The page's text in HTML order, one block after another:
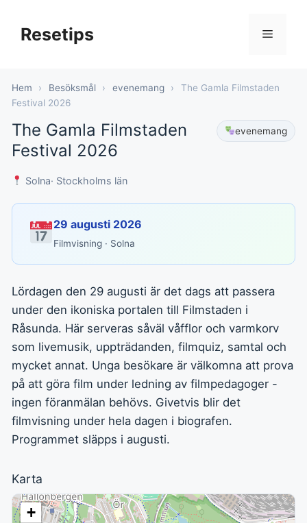
innehållResetips Meny
Hem › Besöksmål › evenemang ›
The Gamla Filmstaden
Festival 2026
The Gamla Filmstaden
Festival 2026
evenemang
Solna· Stockholms län
29 augusti 2026
Filmvisning · Solna
Lördagen den 29 augusti är det dags att passera
under den ikoniska portalen till Filmstaden i
Råsunda. Här serveras såväl våfflor och varmkorv
som livemusik, uppträdanden, filmquiz, samtal och
mycket annat. Unga besökare är välkomna att prova
på att göra film under ledning av filmpedagoger -
ingen föranmälan behövs. Givetvis blir det
filmvisning under hela dagen i biografen.
Programmet släpps i augusti.
Karta
+